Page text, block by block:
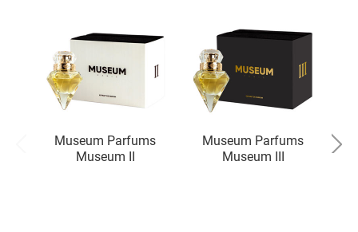
Museum Parfums
Museum II
Museum Parfums
Museum III